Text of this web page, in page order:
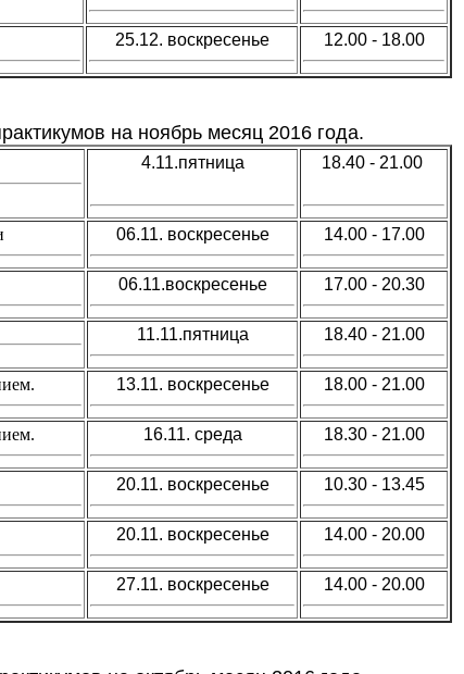
25.12. воскресенье 12.00 - 18.00
на ноябрь месяц 2016 года.
4.11.пятница 18.40 - 21.00
06.11. воскресенье 14.00 - 17.00
06.11.воскресенье 17.00 - 20.30
11.11.пятница 18.40 - 21.00
13.11. воскресенье 18.00 - 21.00
16.11. среда 18.30 - 21.00
20.11. воскресенье 10.30 - 13.45
20.11. воскресенье 14.00 - 20.00
27.11. воскресенье 14.00 - 20.00